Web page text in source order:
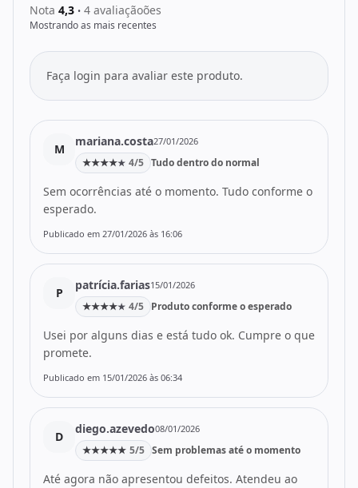
Nota 4,3 • 4 avaliaçãoões
Mostrando as mais recentes
Faça login para avaliar este produto.
M
mariana.costa27/01/2026
★★★★★ 4/5 Tudo dentro do normal
Sem ocorrências até o momento. Tudo conforme o
esperado.
Publicado em 27/01/2026 às 16:06
P
patrícia.farias15/01/2026
★★★★★ 4/5 Produto conforme o esperado
Usei por alguns dias e está tudo ok. Cumpre o que
promete.
Publicado em 15/01/2026 às 06:34
D
diego.azevedo08/01/2026
★★★★★ 5/5 Sem problemas até o momento
Até agora não apresentou defeitos. Atendeu ao